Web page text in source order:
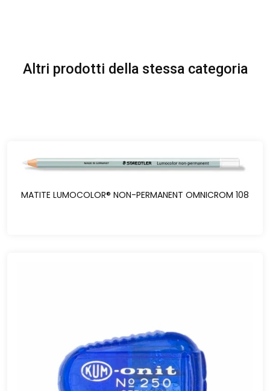
Altri prodotti della stessa categoria
MATITE LUMOCOLOR® NON-PERMANENT OMNICROM 108